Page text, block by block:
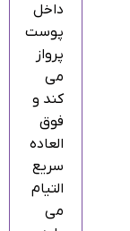
داخل
پوست
پرواز
می
کند و
فوق
العاده
سریع
التیام
می